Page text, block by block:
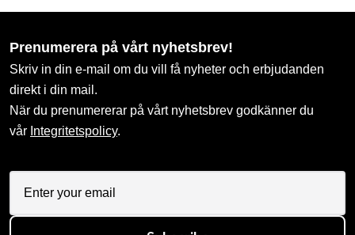
Prenumerera på vårt nyhetsbrev!
Skriv in din e-mail om du vill få nyheter och erbjudanden
direkt i din mail.
När du prenumererar på vårt nyhetsbrev godkänner du
vår Integritetspolicy.